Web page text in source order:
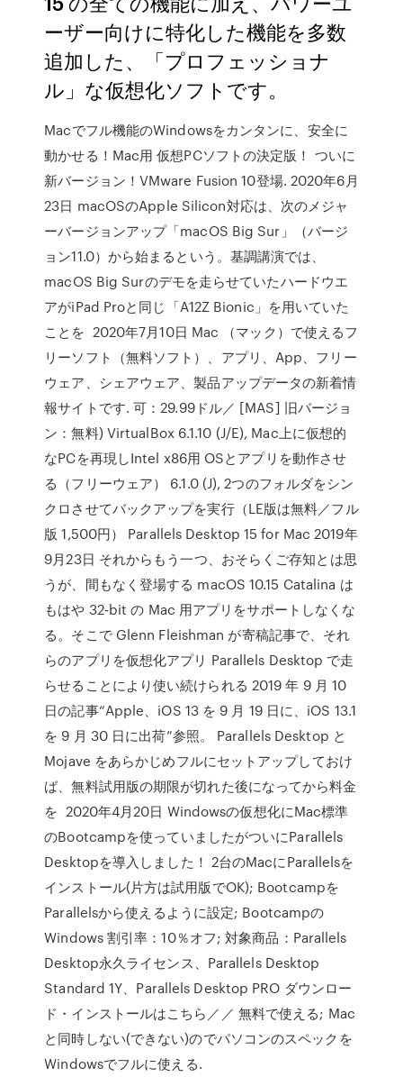
ーザー向けに特化した機能を多数
追加した、「プロフェッショナ
ル」な仮想化ソフトです。
Macでフル機能のWindowsをカンタンに、安全に
動かせる！Mac用 仮想PCソフトの決定版！ ついに
新バージョン！VMware Fusion 10登場. 2020年6月
23日 macOSのApple Silicon対応は、次のメジャ
ーバージョンアップ「macOS Big Sur」（バージ
ョン11.0）から始まるという。基調講演では、
macOS Big Surのデモを走らせていたハードウエ
アがiPad Proと同じ「A12Z Bionic」を用いていた
ことを 2020年7月10日 Mac （マック）で使えるフ
リーソフト（無料ソフト）、アプリ、App、フリー
ウェア、シェアウェア、製品アップデータの新着情
報サイトです. 可：29.99ドル／ [MAS] 旧バージョ
ン：無料) VirtualBox 6.1.10 (J/E), Mac上に仮想的
なPCを再現しIntel x86用 OSとアプリを動作させ
る（フリーウェア） 6.1.0 (J), 2つのフォルダをシン
クロさせてバックアップを実行（LE版は無料／フル
版 1,500円） Parallels Desktop 15 for Mac 2019年
9月23日 それからもう一つ、おそらくご存知とは思
うが、間もなく登場する macOS 10.15 Catalina は
もはや 32-bit の Mac 用アプリをサポートしなくな
る。そこで Glenn Fleishman が寄稿記事で、それ
らのアプリを仮想化アプリ Parallels Desktop で走
らせることにより使い続けられる 2019 年 9 月 10
日の記事“Apple、iOS 13 を 9 月 19 日に、iOS 13.1
を 9 月 30 日に出荷”参照。 Parallels Desktop と
Mojave をあらかじめフルにセットアップしておけ
ば、無料試用版の期限が切れた後になってから料金
を 2020年4月20日 Windowsの仮想化にMac標準
のBootcampを使っていましたがついにParallels
Desktopを導入しました！ 2台のMacにParallelsを
インストール(片方は試用版でOK); Bootcampを
Parallelsから使えるように設定; Bootcampの
Windows 割引率：10％オフ; 対象商品：Parallels
Desktop永久ライセンス、Parallels Desktop
Standard 1Y、Parallels Desktop PRO ダウンロー
ド・インストールはこちら／／ 無料で使える; Mac
と同時しない(できない)のでパソコンのスペックを
Windowsでフルに使える.